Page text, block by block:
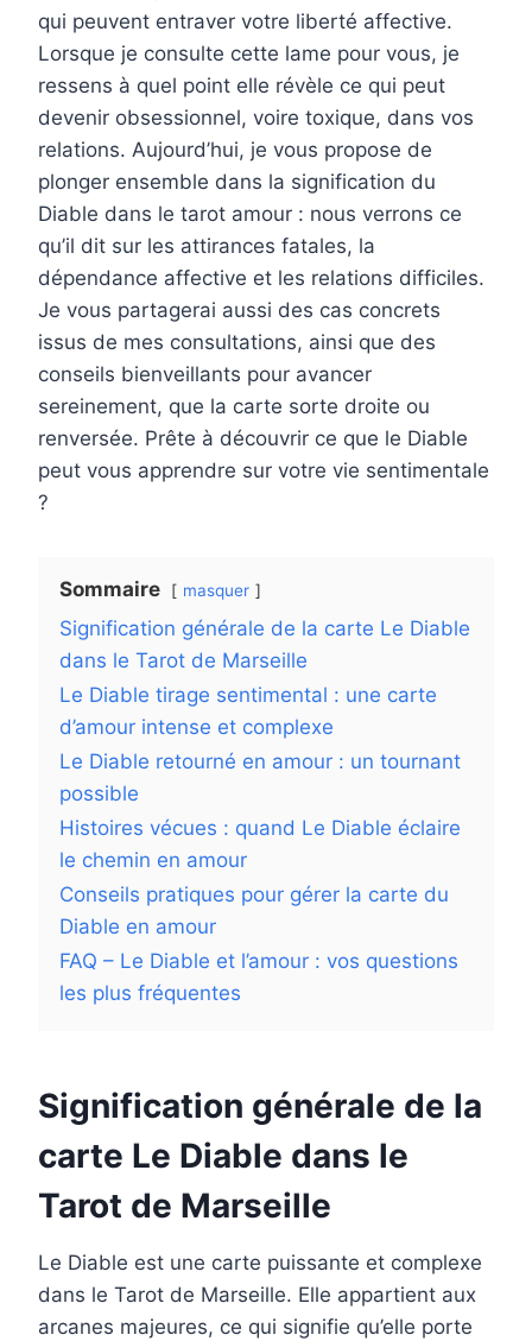
qui peuvent entraver votre liberté affective.
Lorsque je consulte cette lame pour vous, je
ressens à quel point elle révèle ce qui peut
devenir obsessionnel, voire toxique, dans vos
relations. Aujourd’hui, je vous propose de
plonger ensemble dans la signification du
Diable dans le tarot amour : nous verrons ce
qu’il dit sur les attirances fatales, la
dépendance affective et les relations difficiles.
Je vous partagerai aussi des cas concrets
issus de mes consultations, ainsi que des
conseils bienveillants pour avancer
sereinement, que la carte sorte droite ou
renversée. Prête à découvrir ce que le Diable
peut vous apprendre sur votre vie sentimentale
?
Sommaire masquer
Signification générale de la carte Le Diable
dans le Tarot de Marseille
Le Diable tirage sentimental : une carte
d’amour intense et complexe
Le Diable retourné en amour : un tournant
possible
Histoires vécues : quand Le Diable éclaire
le chemin en amour
Conseils pratiques pour gérer la carte du
Diable en amour
FAQ – Le Diable et l’amour : vos questions
les plus fréquentes
Signification générale de la
carte Le Diable dans le
Tarot de Marseille
Le Diable est une carte puissante et complexe
dans le Tarot de Marseille. Elle appartient aux
arcanes majeures, ce qui signifie qu’elle porte